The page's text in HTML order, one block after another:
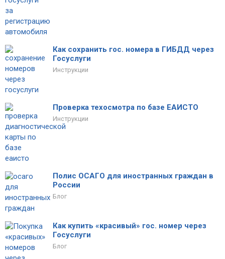
Как сохранить гос. номера в ГИБДД через
Госуслуги
Инструкции
Проверка техосмотра по базе ЕАИСТО
Инструкции
Полис ОСАГО для иностранных граждан в
России
Блог
Как купить «красивый» гос. номер через
Госуслуги
Блог